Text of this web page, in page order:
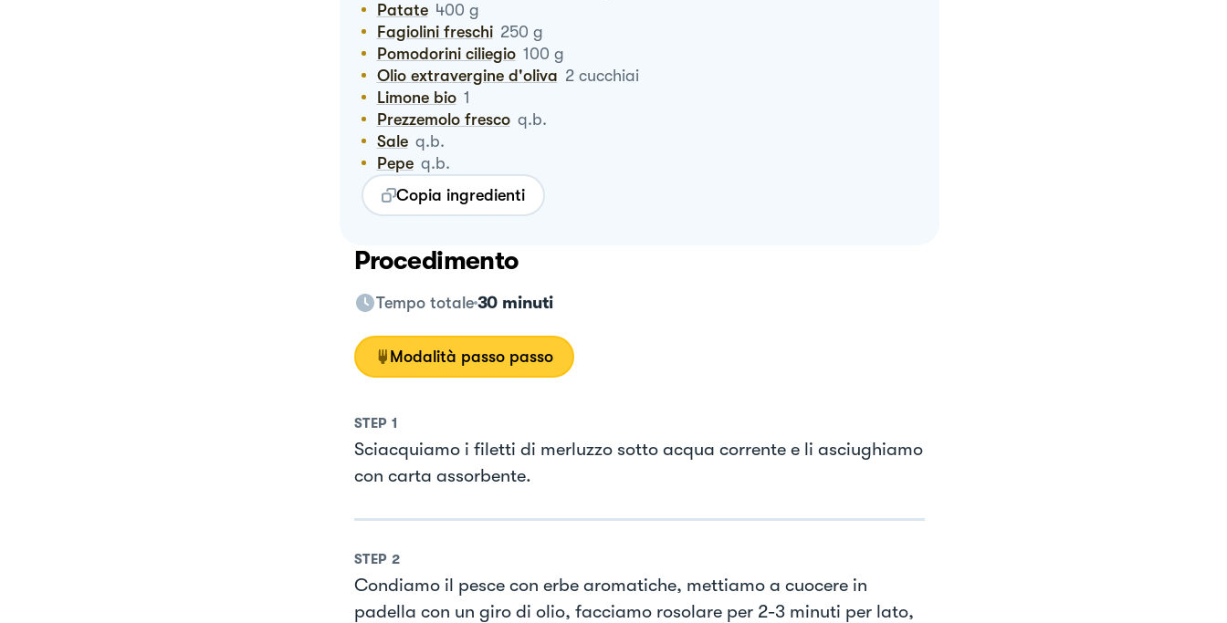
Patate 400 g
Fagiolini freschi 250 g
Pomodorini ciliegio 100 g
Olio extravergine d'oliva 2 cucchiai
Limone bio 1
Prezzemolo fresco q.b.
Sale q.b.
Pepe q.b.
Copia ingredienti
Procedimento
Tempo totale 30 minuti
Modalità passo passo
STEP 1
Sciacquiamo i filetti di merluzzo sotto acqua corrente e li asciughiamo
con carta assorbente.
STEP 2
Condiamo il pesce con erbe aromatiche, mettiamo a cuocere in
padella con un giro di olio, facciamo rosolare per 2-3 minuti per lato,